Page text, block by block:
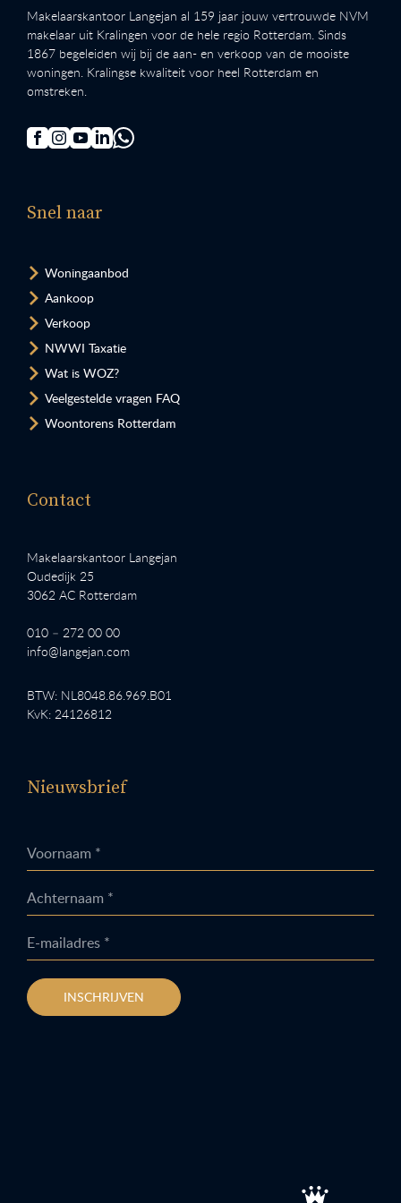
Makelaarskantoor Langejan al 159 jaar jouw vertrouwde NVM
makelaar uit Kralingen voor de hele regio Rotterdam. Sinds
1867 begeleiden wij bij de aan- en verkoop van de mooiste
woningen. Kralingse kwaliteit voor heel Rotterdam en
omstreken.
Snel naar
Woningaanbod
Aankoop
Verkoop
NWWI Taxatie
Wat is WOZ?
Veelgestelde vragen FAQ
Woontorens Rotterdam
Contact
Makelaarskantoor Langejan
Oudedijk 25
3062 AC Rotterdam
010 – 272 00 00
info@langejan.com
BTW: NL8048.86.969.B01
KvK: 24126812
Nieuwsbrief
Voornaam *
Achternaam *
E-mailadres *
INSCHRIJVEN